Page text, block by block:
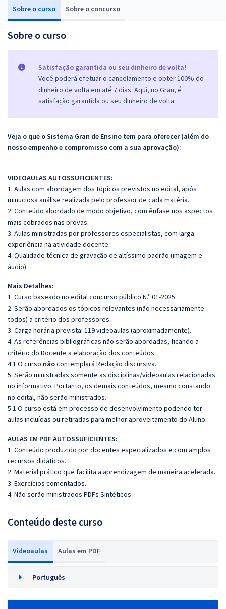
Sobre o curso Sobre o concurso
Sobre o curso
Satisfação garantida ou seu dinheiro de volta!
Você poderá efetuar o cancelamento e obter 100% do
dinheiro de volta em até 7 dias. Aqui, no Gran, é
satisfação garantida ou seu dinheiro de volta.
Veja o que o Sistema Gran de Ensino tem para oferecer (além do
nosso empenho e compromisso com a sua aprovação):
VIDEOAULAS AUTOSSUFICIENTES:
1. Aulas com abordagem dos tópicos previstos no edital, após
minuciosa análise realizada pelo professor de cada matéria.
2. Conteúdo abordado de modo objetivo, com ênfase nos aspectos
mais cobrados nas provas.
3. Aulas ministradas por professores especialistas, com larga
experiência na atividade docente.
4. Qualidade técnica de gravação de altíssimo padrão (imagem e
áudio)
Mais Detalhes:
1. Curso baseado no edital concurso público N.º 01-2025.
2. Serão abordados os tópicos relevantes (não necessariamente
todos) a critério dos professores.
3. Carga horária prevista: 119 videoaulas (aproximadamente).
4. As referências bibliográficas não serão abordadas, ficando a
critério do Docente a elaboração dos conteúdos.
4.1 O curso nãocontemplará Redação discursiva.
5. Serão ministradas somente as disciplinas/videoaulas relacionadas
no informativo. Portanto, os demais conteúdos, mesmo constando
no edital, não serão ministrados.
5.1 O curso está em processo de desenvolvimento podendo ter
aulas incluídas ou retiradas para melhor aproveitamento do Aluno.
AULAS EM PDF AUTOSSUFICIENTES:
1. Conteúdo produzido por docentes especializados e com amplos
recursos didáticos.
2. Material prático que facilita a aprendizagem de maneira acelerada.
3. Exercícios comentados.
4. Não serão ministrados PDFs Sintéticos
Conteúdo deste curso
Videoaulas Aulas em PDF
Português